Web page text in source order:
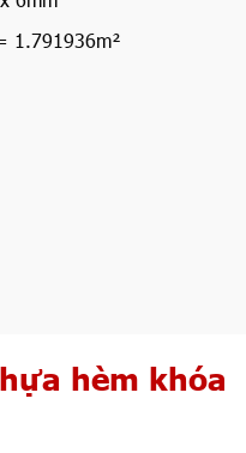
1.791936m²
hèm khóa